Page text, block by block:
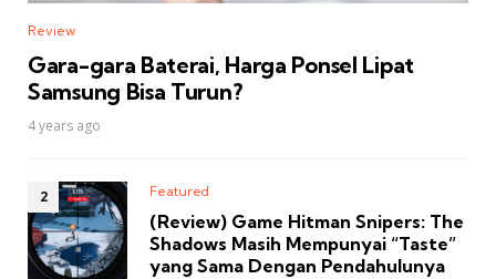
Review
Gara-gara Baterai, Harga Ponsel Lipat
Samsung Bisa Turun?
4 years ago
Featured
(Review) Game Hitman Snipers: The
Shadows Masih Mempunyai “Taste”
yang Sama Dengan Pendahulunya